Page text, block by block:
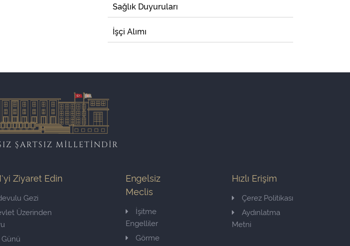
Sağlık Duyuruları
İşçi Alımı
ŞARTSIZ MİLLETİNDİR
Ziyaret Edin
Gezi
Üzerinden
Engelsiz
Meclis
İşitme
Engelliler
Görme
Hızlı Erişim
Çerez Politikası
Aydınlatma
Metni